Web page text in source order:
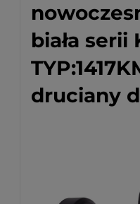
biała serii
druciany